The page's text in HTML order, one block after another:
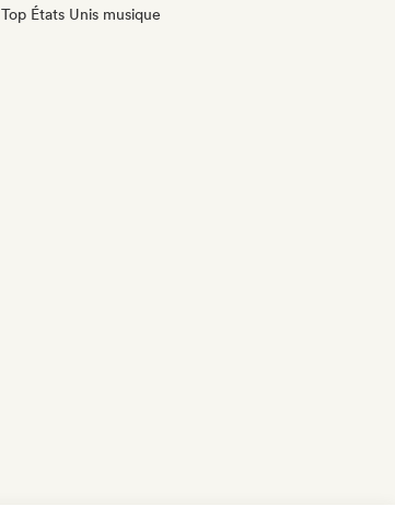
Top États Unis musique